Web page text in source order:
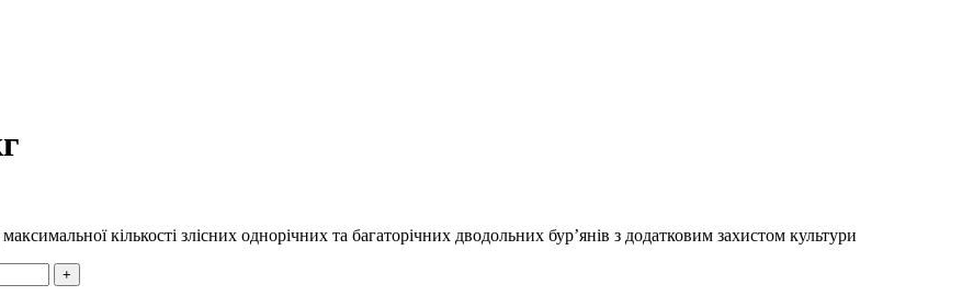
кількості злісних однорічних та багаторічних дводольних бур’янів з додатковим захистом культури